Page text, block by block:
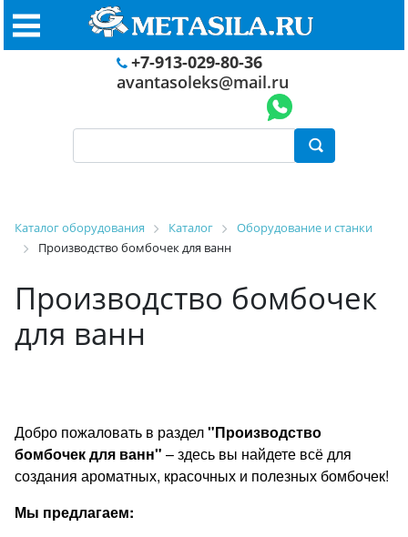
+7-913-029-80-36
avantasoleks@mail.ru
Каталог оборудования Каталог
Оборудование и станки
Производство бомбочек для ванн
Производство бомбочек
для ванн
Добро пожаловать в раздел"Производство
бомбочек для ванн" – здесь вы найдете всё для
создания ароматных, красочных и полезных бомбочек!
Мы предлагаем: